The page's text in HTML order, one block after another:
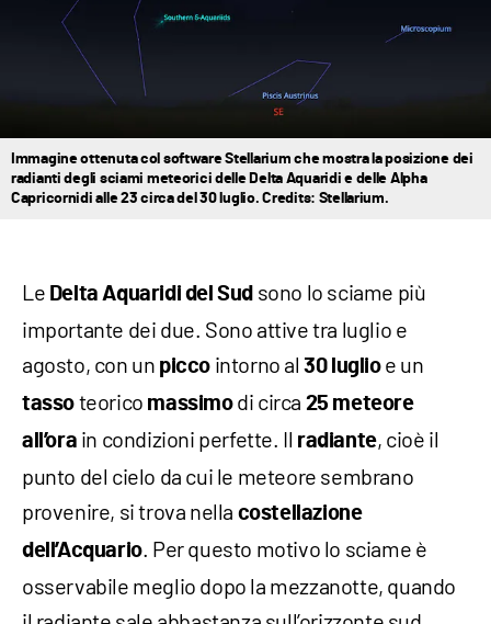
Immagine ottenuta col software Stellarium che mostra la posizione dei
radianti degli sciami meteorici delle Delta Aquaridi e delle Alpha
Capricornidi alle 23 circa del 30 luglio. Credits: Stellarium.
Le Delta Aquaridi del Sud sono lo sciame più
importante dei due. Sono attive tra luglio e
agosto, con un picco intorno al 30 luglioe un
tasso teorico massimodi circa 25 meteore
all’ora in condizioni perfette. Il radiante, cioè il
punto del cielo da cui le meteore sembrano
provenire, si trova nella costellazione
dell’Acquario. Per questo motivo lo sciame è
osservabile meglio dopo la mezzanotte, quando